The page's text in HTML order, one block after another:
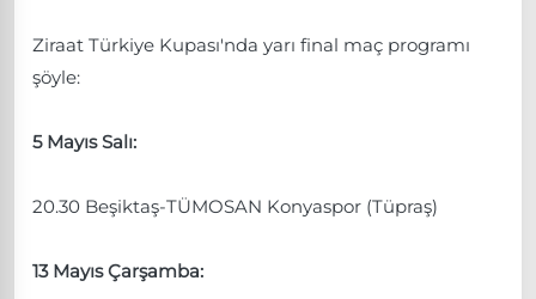
Ziraat Türkiye Kupası'nda yarı final maç programı
şöyle:
5 Mayıs Salı:
20.30 Beşiktaş-TÜMOSAN Konyaspor (Tüpraş)
13 Mayıs Çarşamba: